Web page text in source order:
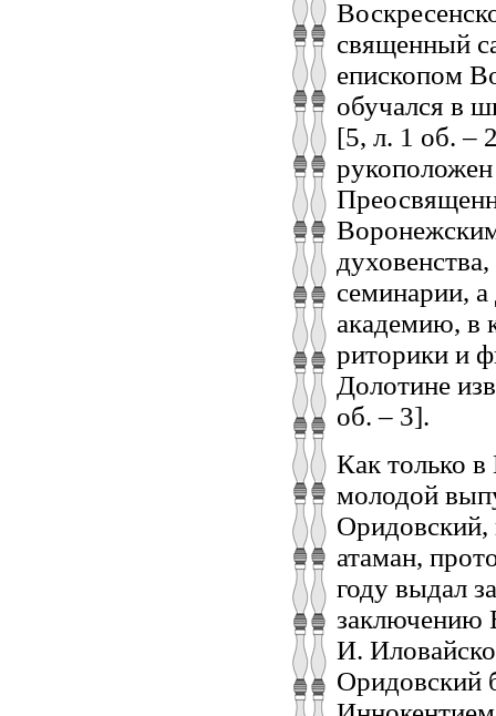
священный
епископом
обучался в
[5, л. 1 об. –
семинарии,
академию, в
риторики и
Долотине
об. – 3].
Как только
молодой
Оридовский,
атаман,
году выдал
заключению
И.
Оридовский